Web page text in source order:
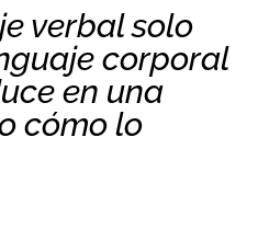
verbal solo
corporal
en una
cómo lo